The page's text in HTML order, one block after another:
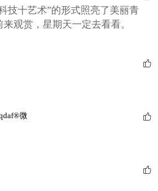
技十艺术”的形式照亮了美丽青
观赏，星期天一定去看看。
微